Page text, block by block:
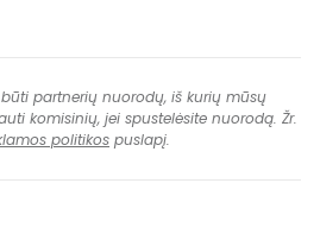
partnerių nuorodų, iš kurių mūsų
komisinių, jei spustelėsite nuorodą. Žr.
politikos puslapį.